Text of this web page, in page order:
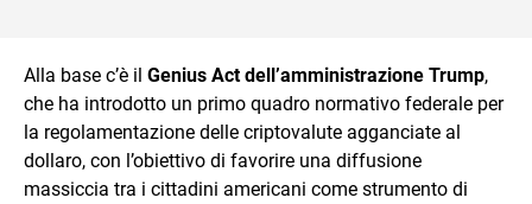
Alla base c’è il Genius Act dell’amministrazione Trump,
che ha introdotto un primo quadro normativo federale per
la regolamentazione delle criptovalute agganciate al
dollaro, con l’obiettivo di favorire una diffusione
massiccia tra i cittadini americani come strumento di